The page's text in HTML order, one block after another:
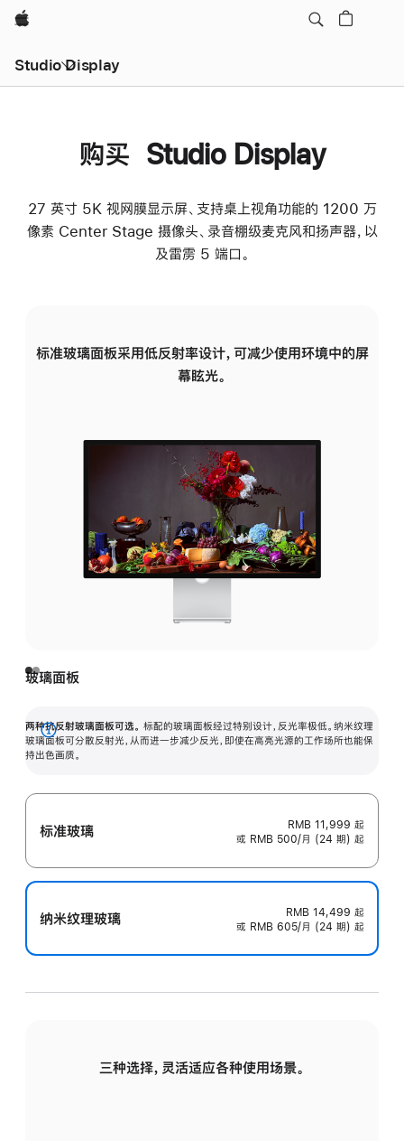
Apple
Studio Display
购买 Studio Display
27 英寸 5K 视网膜显示屏、支持桌上视角功能的 1200 万
像素 Center Stage 摄像头、录音棚级麦克风和扬声器，以
及雷雳 5 端口。
标准玻璃面板采用低反射率设计，可减少使用环境中的屏
幕眩光。
玻璃面板
两种抗反射玻璃面板可选。 标配的玻璃面板经过特别设计，反光率极低。纳米纹理
玻璃面板可分散反射光，从而进一步减少反光，即使在高亮光源的工作场所也能保
持出色画质。
展
开
标准玻璃 RMB 11,999 起
或 RMB 500/月 (24 期) 起
纳米纹理玻璃 RMB 14,499 起
或 RMB 605/月 (24 期) 起
三种选择，灵活适应各种使用场景。